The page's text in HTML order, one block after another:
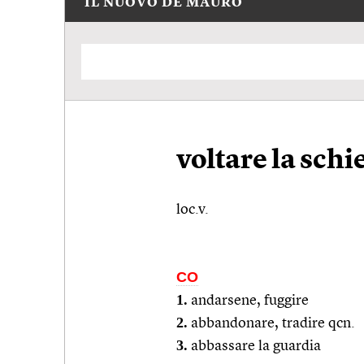
IL NUOVO DE MAURO
voltare la
loc.v.
CO
1. andarsene, fuggire
2. abbandonare, tradire qcn.
3. abbassare la guardia